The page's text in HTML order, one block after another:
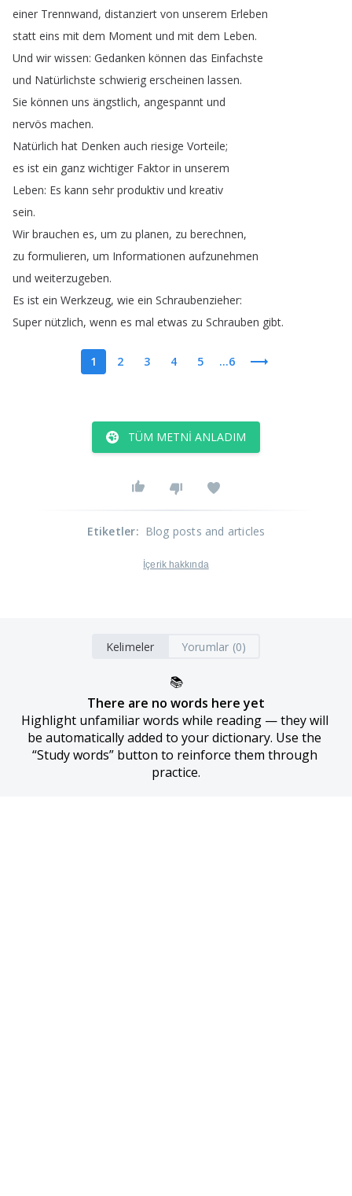
einer Trennwand, distanziert von unserem Erleben
statt eins mit dem Moment und mit dem Leben.
Und wir wissen: Gedanken können das Einfachste
und Natürlichste schwierig erscheinen lassen.
Sie können uns ängstlich, angespannt und
nervös machen.
Natürlich hat Denken auch riesige Vorteile;
es ist ein ganz wichtiger Faktor in unserem
Leben: Es kann sehr produktiv und kreativ
sein.
Wir brauchen es, um zu planen, zu berechnen,
zu formulieren, um Informationen aufzunehmen
und weiterzugeben.
Es ist ein Werkzeug, wie ein Schraubenzieher:
Super nützlich, wenn es mal etwas zu Schrauben gibt.
1 2 3 4 5 ...6
TÜM METNI ANLADIM
Etiketler: Blog posts and articles
İçerik hakkında
Kelimeler Yorumlar (0)
📚
There are no words here yet
Highlight unfamiliar words while reading — they will
be automatically added to your dictionary. Use the
“Study words” button to reinforce them through
practice.